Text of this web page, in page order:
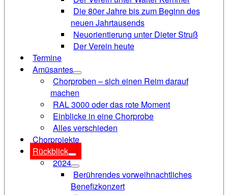
Die 80er Jahre bis zum Beginn des
neuen Jahrtausends
Neuorientierung unter Dieter Struß
Der Verein heute
Termine
Amüsantes
Chorproben – sich einen Reim darauf
machen
RAL 3000 oder das rote Moment
Einblicke in eine Chorprobe
Alles verschieden
Chorprojekte
Rückblick
2024
Berührendes vorweihnachtliches
Benefizkonzert